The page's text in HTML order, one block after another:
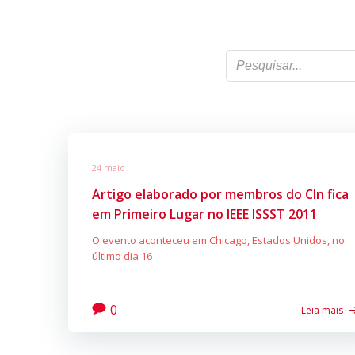
24 maio
Artigo elaborado por membros do CIn fica
em Primeiro Lugar no IEEE ISSST 2011
O evento aconteceu em Chicago, Estados Unidos, no
último dia 16
0 Leia mais